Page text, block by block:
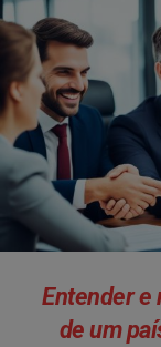
Entender e
de um